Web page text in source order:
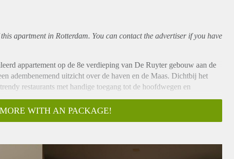
apartmentin Rotterdam. You can contact the advertiser if you have
appartement op de 8e verdieping van De Ruyter gebouw aan de
adembenemend uitzicht over de haven en de Maas. Dichtbij het
restaurants met handige toegang tot de hoofdwegen en
garage!
woonkamer met afgesloten balkon; Lounge en eethoek; volledig
WITH AN PACKAGE!